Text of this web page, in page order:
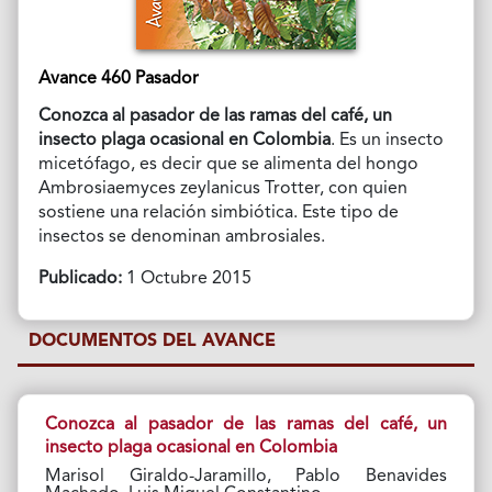
Avance 460 Pasador
Conozca al pasador de las ramas del café, un
insecto plaga ocasional en Colombia. Es un insecto
micetófago, es decir que se alimenta del hongo
Ambrosiaemyces zeylanicus Trotter, con quien
sostiene una relación simbiótica. Este tipo de
insectos se denominan ambrosiales.
Publicado:1 Octubre 2015
DOCUMENTOS DEL AVANCE
Conozca al pasador de las ramas del café, un
insecto plaga ocasional en Colombia
Marisol Giraldo-Jaramillo, Pablo Benavides